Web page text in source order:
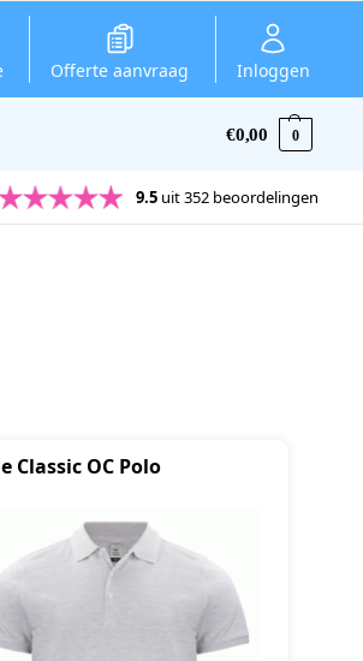
Offerte aanvraag Inloggen
€0,00 0
9.5 uit 352 beoordelingen
Classic OC Polo